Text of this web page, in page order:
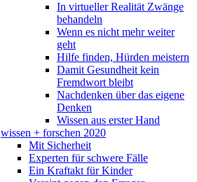
In virtueller Realität Zwänge
behandeln
Wenn es nicht mehr weiter
geht
Hilfe finden, Hürden meistern
Damit Gesundheit kein
Fremdwort bleibt
Nachdenken über das eigene
Denken
Wissen aus erster Hand
wissen + forschen 2020
Mit Sicherheit
Experten für schwere Fälle
Ein Kraftakt für Kinder